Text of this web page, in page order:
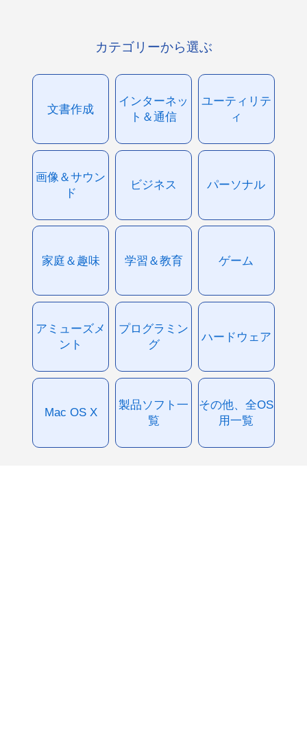
カテゴリーから選ぶ
文書作成
インターネッ
ト＆通信
ユーティリテ
ィ
画像＆サウン
ド
ビジネス パーソナル
家庭＆趣味 学習＆教育 ゲーム
アミューズメ
ント
プログラミン
グ
ハードウェア
Mac OS X
製品ソフト一
覧
その他、全OS
用一覧